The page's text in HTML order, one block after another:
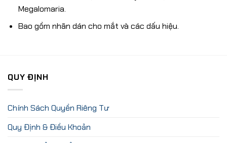
Megalomaria.
Bao gồm nhãn dán cho mắt và các dấu hiệu.
QUY ĐỊNH
Chính Sách Quyền Riêng Tư
Quy Định & Điều Khoản